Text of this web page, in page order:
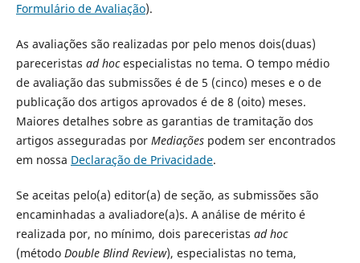
Formulário de Avaliação).
As avaliações são realizadas por pelo menos dois(duas)
pareceristas ad hocespecialistas no tema. O tempo médio
de avaliação das submissões é de 5 (cinco) meses e o de
publicação dos artigos aprovados é de 8 (oito) meses.
Maiores detalhes sobre as garantias de tramitação dos
artigos asseguradas porMediaçõespodem ser encontrados
em nossa Declaração de Privacidade.
Se aceitas pelo(a) editor(a) de seção, as submissões são
encaminhadas a avaliadore(a)s. A análise de mérito é
realizada por, no mínimo, dois pareceristas ad hoc
(método Double Blind Review), especialistas no tema,